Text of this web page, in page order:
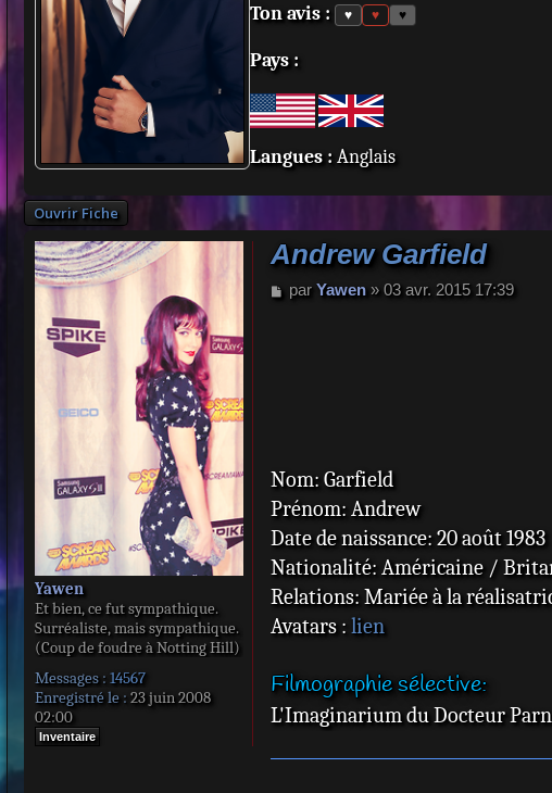
Ton avis : ♥ ♥ ♥
Pays :
Langues : Anglais
Ouvrir Fiche
Yawen
Et bien, ce fut sympathique.
Surréaliste, mais sympathique.
(Coup de foudre à Notting Hill)
Messages : 14567
Enregistré le : 23 juin 2008
02:00
Inventaire
Andrew Garfield
M
par Yawen» 03 avr. 2015 17:39
Nom: Garfield
Prénom: Andrew
Date de naissance: 20 août 1983
Nationalité: Américaine /
Relations: Mariée à la
Avatars : lien
Filmographie sélective:
L'Imaginarium du Docteur